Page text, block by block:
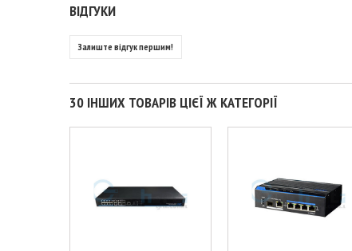
ВІДГУКИ
Залиште відгук першим!
30 ІНШИХ ТОВАРІВ ЦІЄЇ Ж КАТЕГОРІЇ